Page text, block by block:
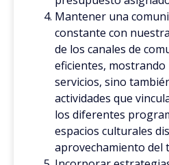
Mantener una
constante con
de los canales de
eficientes, mostrando
servicios, sino
actividades que
los diferentes
espacios culturales
aprovechamiento del